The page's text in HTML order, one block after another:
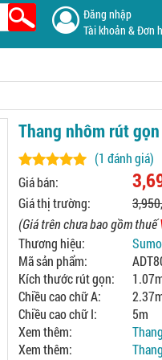
Đăng nhập
Tài khoản & Đơn
Thang nhôm rút
(1 đánh giá)
Giá bán:
Giá thị trường:
(Giá trên chưa bao gồm thuế
Thương hiệu:
Sumo
Mã sản phẩm:
Kích thước rút gọn:
Chiều cao chữ A:
Chiều cao chữ I:
5m
Xem thêm:
Xem thêm: